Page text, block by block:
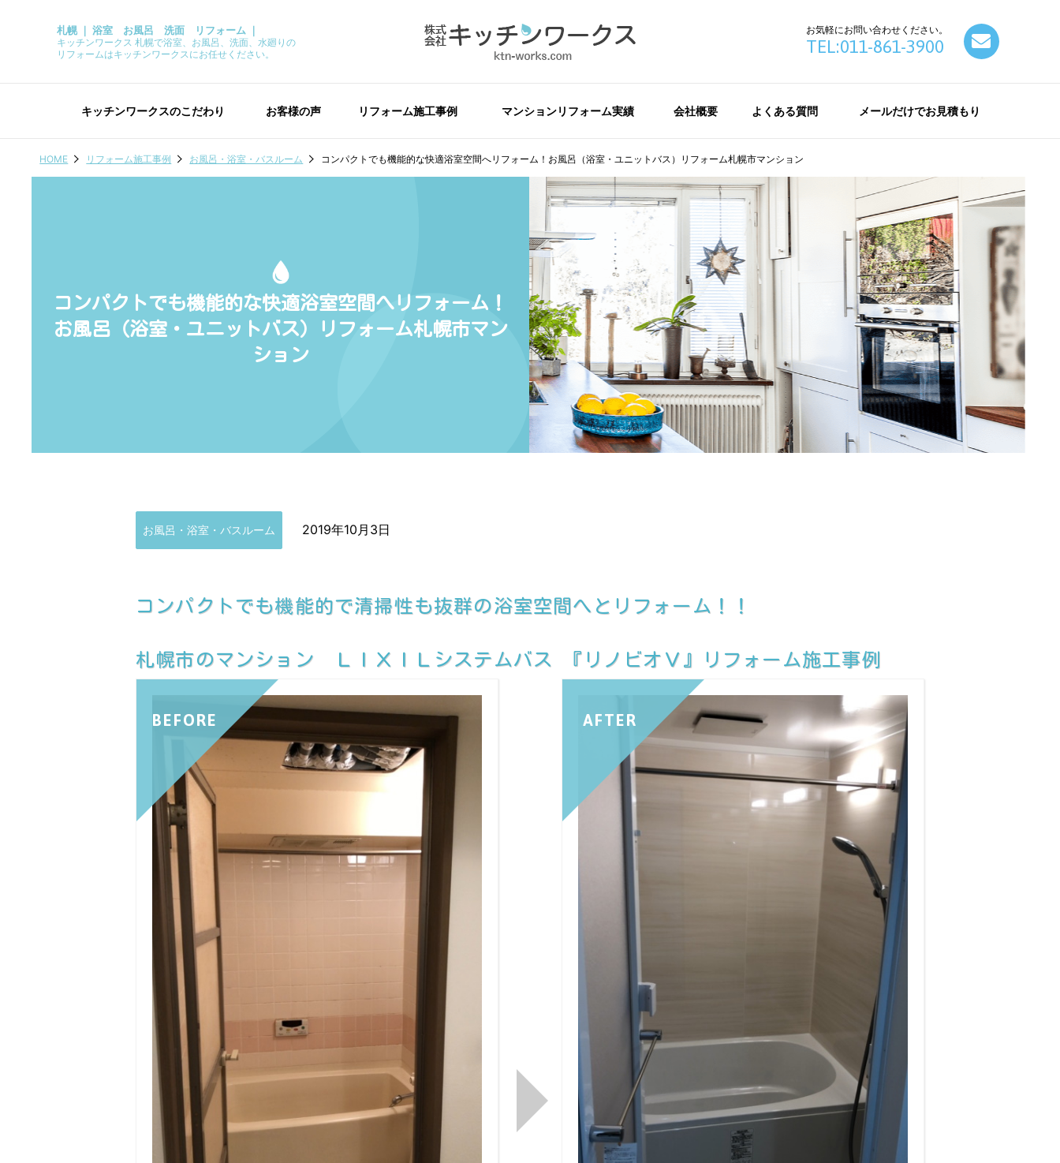
札幌 ｜ 浴室 お風呂 洗面 リフォーム ｜
キッチンワークス 札幌で浴室、お風呂、洗面、水廻りの
リフォームはキッチンワークスにお任せください。
お気軽にお問い合わせください。
TEL:011-861-3900
キッチンワークスのこだわり お客様の声 リフォーム施工事例 マンションリフォーム実績 会社概要 よくある質問 メールだけでお見積もり
HOME リフォーム施工事例 お風呂・浴室・バスルーム コンパクトでも機能的な快適浴室空間へリフォーム！お風呂（浴室・ユニットバス）リフォーム札幌市マンション
コンパクトでも機能的な快適浴室空間へリフォーム！
お風呂（浴室・ユニットバス）リフォーム札幌市マン
ション
お風呂・浴室・バスルーム 2019年10月3日
コンパクトでも機能的で清掃性も抜群の浴室空間へとリフォーム！！
札幌市のマンション ＬＩＸＩＬシステムバス 『リノビオＶ』リフォーム施工事例
BEFORE AFTER